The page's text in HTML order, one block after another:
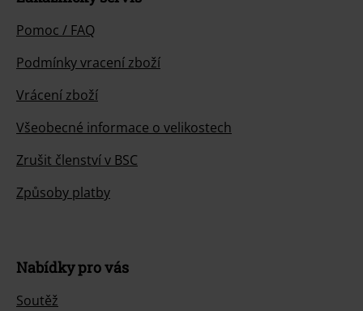
Pomoc / FAQ
Podmínky vracení zboží
Vrácení zboží
Všeobecné informace o velikostech
Zrušit členství v BSC
Způsoby platby
Nabídky pro vás
Soutěž